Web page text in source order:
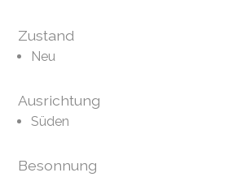
Zustand
Neu
Ausrichtung
Süden
Besonnung